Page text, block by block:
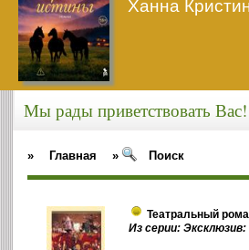
Ханна
Мы рады приветствовать Вас!
» Главная » Поиск
Театральный
Из серии: Эксклюзив: